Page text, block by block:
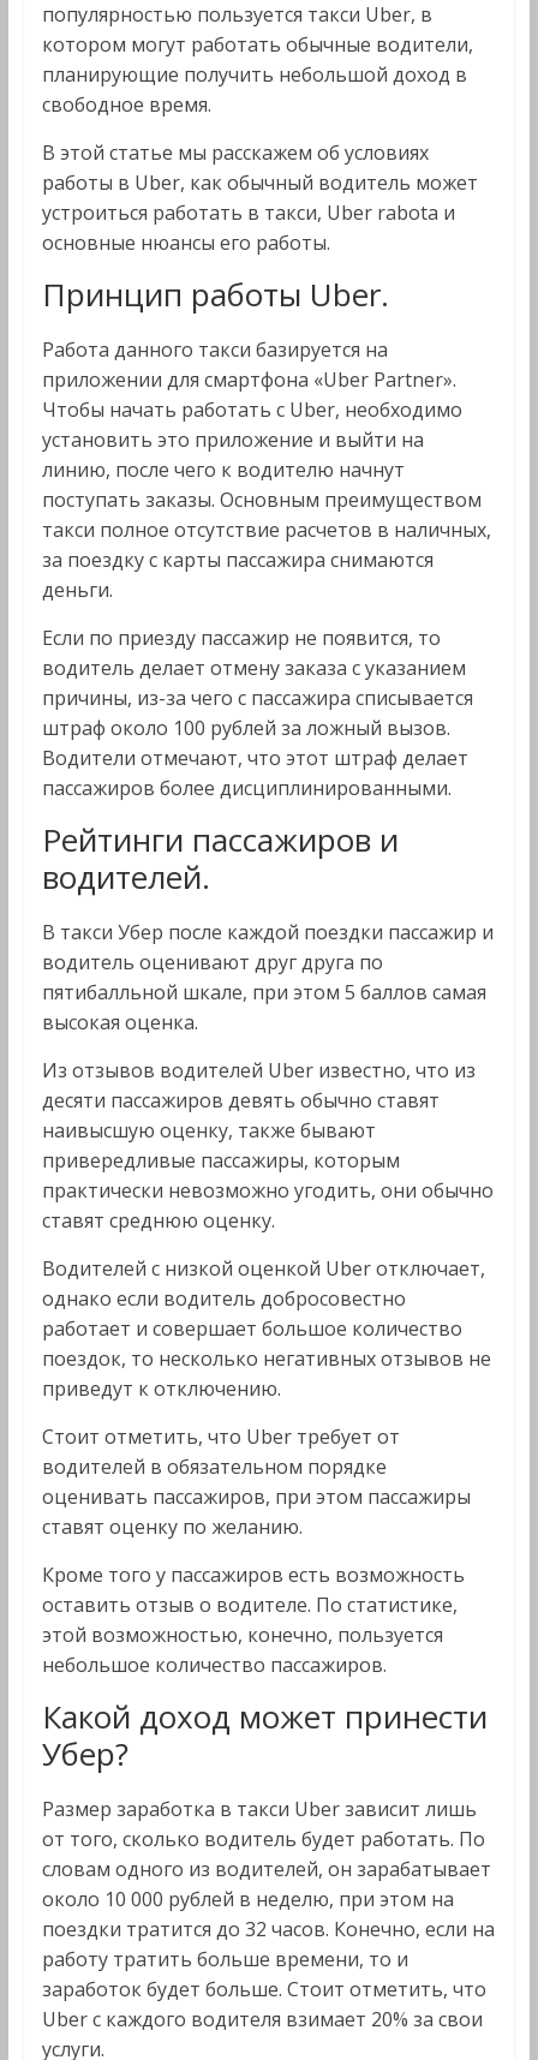
популярностью пользуется такси Uber, в
котором могут работать обычные водители,
планирующие получить небольшой доход в
свободное время.
В этой статье мы расскажем об условиях
работы в Uber, как обычный водитель может
устроиться работать в такси, Uber rabota и
основные нюансы его работы.
Принцип работы Uber.
Работа данного такси базируется на
приложении для смартфона «Uber Partner».
Чтобы начать работать с Uber, необходимо
установить это приложение и выйти на
линию, после чего к водителю начнут
поступать заказы. Основным преимуществом
такси полное отсутствие расчетов в наличных,
за поездку с карты пассажира снимаются
деньги.
Если по приезду пассажир не появится, то
водитель делает отмену заказа с указанием
причины, из-за чего с пассажира списывается
штраф около 100 рублей за ложный вызов.
Водители отмечают, что этот штраф делает
пассажиров более дисциплинированными.
Рейтинги пассажиров и
водителей.
В такси Убер после каждой поездки пассажир и
водитель оценивают друг друга по
пятибалльной шкале, при этом 5 баллов самая
высокая оценка.
Из отзывов водителей Uber известно, что из
десяти пассажиров девять обычно ставят
наивысшую оценку, также бывают
привередливые пассажиры, которым
практически невозможно угодить, они обычно
ставят среднюю оценку.
Водителей с низкой оценкой Uber отключает,
однако если водитель добросовестно
работает и совершает большое количество
поездок, то несколько негативных отзывов не
приведут к отключению.
Стоит отметить, что Uber требует от
водителей в обязательном порядке
оценивать пассажиров, при этом пассажиры
ставят оценку по желанию.
Кроме того у пассажиров есть возможность
оставить отзыв о водителе. По статистике,
этой возможностью, конечно, пользуется
небольшое количество пассажиров.
Какой доход может принести
Убер?
Размер заработка в такси Uber зависит лишь
от того, сколько водитель будет работать. По
словам одного из водителей, он зарабатывает
около 10 000 рублей в неделю, при этом на
поездки тратится до 32 часов. Конечно, если на
работу тратить больше времени, то и
заработок будет больше. Стоит отметить, что
Uber с каждого водителя взимает 20% за свои
услуги.